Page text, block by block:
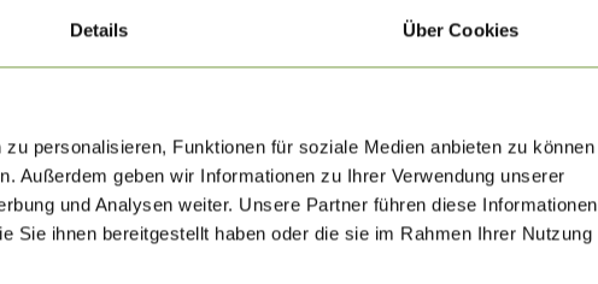
Details Über Cookies
personalisieren, Funktionen für soziale Medien anbieten zu können
Außerdem geben wir Informationen zu Ihrer Verwendung unserer
und Analysen weiter. Unsere Partner führen diese Informationen
Sie ihnen bereitgestellt haben oder die sie im Rahmen Ihrer Nutzung